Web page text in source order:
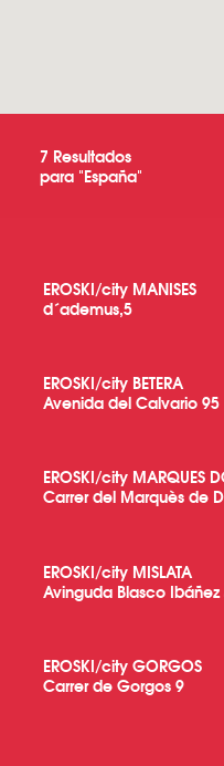
7 Resultados
para "España"
EROSKI/city MANISES
d´ademus,5
EROSKI/city BETERA
Avenida del Calvario 95
EROSKI/city MARQUES
Carrer del Marquès de
EROSKI/city MISLATA
Avinguda Blasco Ibáñez
EROSKI/city GORGOS
Carrer de Gorgos 9